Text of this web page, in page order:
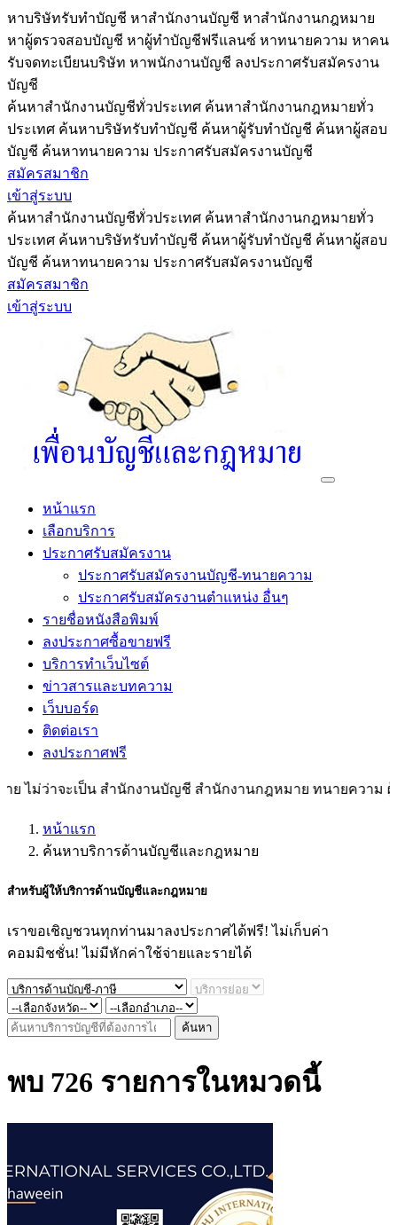
หาบริษัทรับทำบัญชี หาสำนักงานบัญชี หาสำนักงานกฎหมาย
หาผู้ตรวจสอบบัญชี หาผู้ทำบัญชีฟรีแลนซ์ หาทนายความ หาคน
รับจดทะเบียนบริษัท หาพนักงานบัญชี ลงประกาศรับสมัครงาน
บัญชี
ค้นหาสำนักงานบัญชีทั่วประเทศ ค้นหาสำนักงานกฎหมายทั่ว
ประเทศ ค้นหาบริษัทรับทำบัญชี ค้นหาผู้รับทำบัญชี ค้นหาผู้สอบ
บัญชี ค้นหาทนายความ ประกาศรับสมัครงานบัญชี
สมัครสมาชิก
เข้าสู่ระบบ
ค้นหาสำนักงานบัญชีทั่วประเทศ ค้นหาสำนักงานกฎหมายทั่ว
ประเทศ ค้นหาบริษัทรับทำบัญชี ค้นหาผู้รับทำบัญชี ค้นหาผู้สอบ
บัญชี ค้นหาทนายความ ประกาศรับสมัครงานบัญชี
สมัครสมาชิก
เข้าสู่ระบบ
หน้าแรก
เลือกบริการ
ประกาศรับสมัครงาน
ประกาศรับสมัครงานบัญชี-ทนายความ
ประกาศรับสมัครงานตำแหน่ง อื่นๆ
รายชื่อหนังสือพิมพ์
ลงประกาศซื้อขายฟรี
บริการทำเว็บไซต์
ข่าวสารและบทความ
เว็บบอร์ด
ติดต่อเรา
ลงประกาศฟรี
ม่ว่าจะเป็น สำนักงานบัญชี สำนักงานกฎหมาย ทนายความ
หน้าแรก
ค้นหาบริการด้านบัญชีและกฎหมาย
สำหรับผู้ให้บริการด้านบัญชีและกฎหมาย
เราขอเชิญชวนทุกท่านมาลงประกาศได้ฟรี! ไม่เก็บค่า
คอมมิชชั่น! ไม่มีหักค่าใช้จ่ายและรายได้
ค้นหา
พบ 726 รายการในหมวดนี้